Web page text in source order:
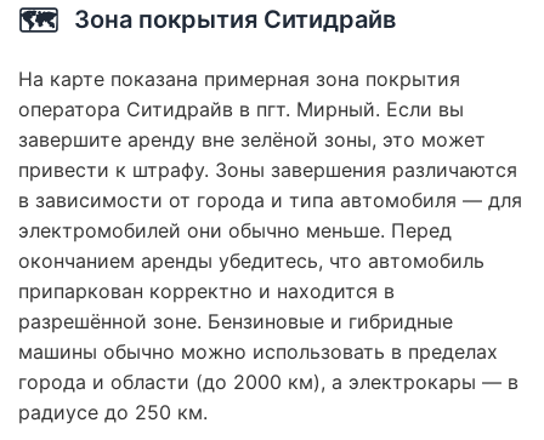
🗺️ Зона покрытия Ситидрайв
На карте показана примерная зона покрытия
оператора Ситидрайв в пгт. Мирный. Если вы
завершите аренду вне зелёной зоны, это может
привести к штрафу. Зоны завершения различаются
в зависимости от города и типа автомобиля — для
электромобилей они обычно меньше. Перед
окончанием аренды убедитесь, что автомобиль
припаркован корректно и находится в
разрешённой зоне. Бензиновые и гибридные
машины обычно можно использовать в пределах
города и области (до 2000 км), а электрокары — в
радиусе до 250 км.